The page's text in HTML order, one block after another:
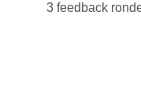
3 feedback